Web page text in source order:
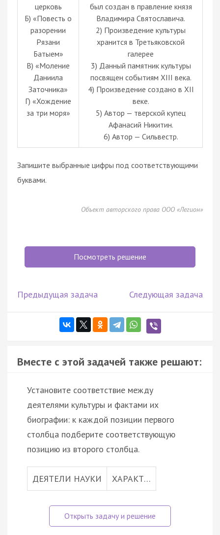
церковь
Б) «Повесть о
разорении
Рязани
Батыем»
В) «Моление
Даниила
Заточника»
Г) «Хождение
за три моря»
был создан в правление князя
Владимира Святославича.
2) Произведение культуры
хранится в Третьяковской
галерее
3) Данный памятник культуры
посвящен событиям XIII века.
4) Произведение создано в XII
веке.
5) Автор — тверской купец
Афанасий Никитин.
6) Автор — Сильвестр.
Запишите выбранные цифры под соответствующими
буквами.
Объект авторского права ООО «Легион»
Посмотреть решение
Предыдущая задача Следующая задача
Вместе с этой задачей также решают:
Установите соответствие между
деятелями культуры и фактами их
биографии: к каждой позиции первого
столбца подберите соответствующую
позицию из второго столбца.
ДЕЯТЕЛИ НАУКИ ХАРАКТ…